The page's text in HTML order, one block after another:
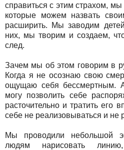
справиться с этим страхом,
которые можем назвать
расширить. Мы заводим
них, мы творим и создаем,
след.
Зачем мы об этом говорим в
Когда я не осознаю свою
ощущаю себя бессмертным.
могу позволить себе
расточительно и тратить его
себе не реализовываться и не
Мы проводили небольшой
людям нарисовать